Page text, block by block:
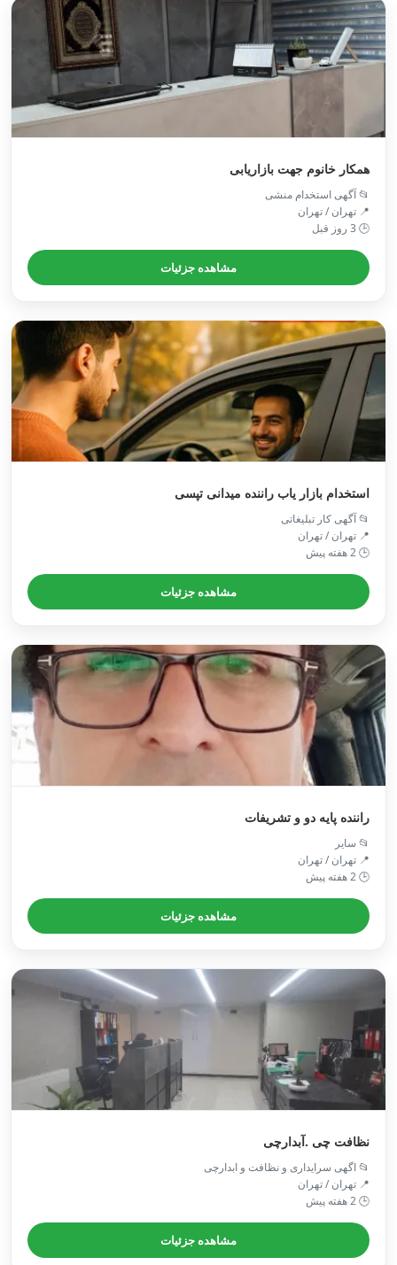
همکار خانوم جهت بازاریابی
📂 آگهی استخدام منشی
📍 تهران / تهران
🕒 3 روز قبل
مشاهده جزئیات
استخدام بازار یاب راننده میدانی تپسی
📂 آگهی کار تبلیغاتی
📍 تهران / تهران
🕒 2 هفته پیش
مشاهده جزئیات
راننده پایه دو و تشریفات
📂 سایر
📍 تهران / تهران
🕒 2 هفته پیش
مشاهده جزئیات
نظافت چی .آبدارچی
📂 اگهی سرایداری و نظافت و ابدارچی
📍 تهران / تهران
🕒 2 هفته پیش
مشاهده جزئیات